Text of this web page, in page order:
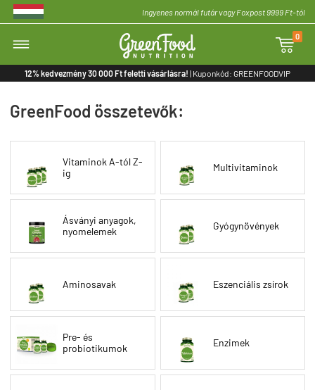
Ingyenes normál futár vagy Foxpost 9999 Ft-tól

0
12% kedvezmény 30 000 Ft feletti vásárlásra! | Kuponkód: GREENFOODVIP
GreenFood összetevők:
Vitaminok A-tól Z-
ig
Multivitaminok
Ásványi anyagok,
nyomelemek
Gyógynövények
Aminosavak Eszenciális zsírok
Pre- és
probiotikumok
Enzimek